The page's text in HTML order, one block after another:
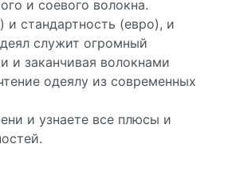
и соевого волокна.
стандартность (евро), и
служит огромный
и заканчивая волокнами
одеялу из современных
и узнаете все плюсы и